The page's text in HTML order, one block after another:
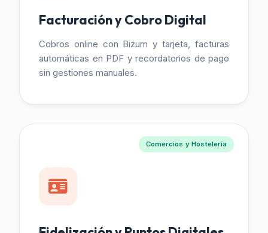
Facturación y Cobro Digital
Cobros online con Bizum y tarjeta, facturas
automáticas en PDF y recordatorios de pago
sin gestiones manuales.
Comercios y Hostelería